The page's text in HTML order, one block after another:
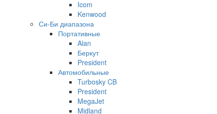
Icom
Kenwood
Си-Би диапазона
Портативные
Alan
Беркут
President
Автомобильные
Turbosky CB
President
MegaJet
Midland